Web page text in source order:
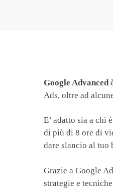
Google Advanced
Ads, oltre ad
E’ adatto sia a chi
di più di 8 ore di
dare slancio al tuo
Grazie a Google
strategie e